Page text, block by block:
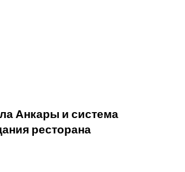
Анкары и система
ресторана